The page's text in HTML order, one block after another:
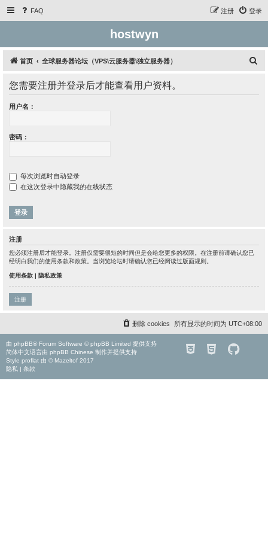
FAQ 登录
注册
hostwyn
首页 全球服务器论坛（VPS\云服务器\独立服务器）
您需要注册并登录后才能查看用户资料。
用户名：
密码：
每次浏览时自动登录
在这次登录中隐藏我的在线状态
注册
您必须注册后才能登录。注册仅需要很短的时间但是会给您更多的权限。在注册前请确认您已
经明白我们的使用条款和政策。当浏览论坛时请确认您已经阅读过版面规则。
使用条款 | 隐私政策
注册
所有显示的时间为 UTC+08:00
删除 cookies
由 phpBB® Forum Software © phpBB Limited 提供支持
简体中文语言由 phpBB Chinese 制作并提供支持
Style proflat 由 © Mazeltof 2017
隐私 | 条款